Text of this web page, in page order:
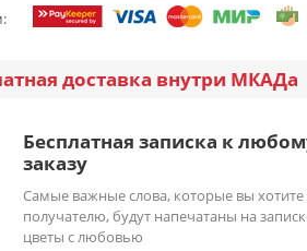
доставка внутри МКАДа
Бесплатная записка к
заказу
Самые важные слова, которые вы хотите
получателю, будут напечатаны на
цветы с любовью